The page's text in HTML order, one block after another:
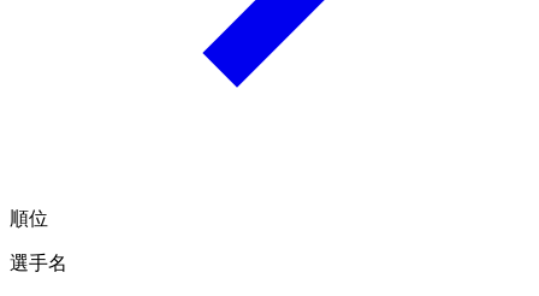
順位
選手名